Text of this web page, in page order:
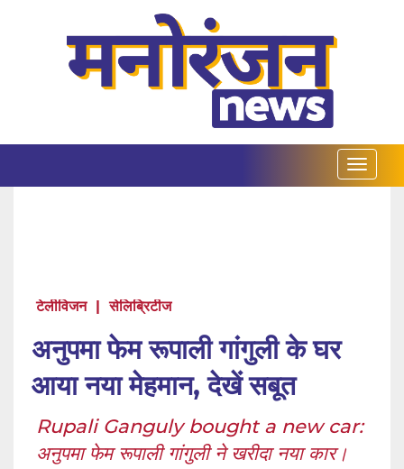
टेलीविजन | सेलिब्रिटीज
अनुपमा फेम रूपाली गांगुली के घर
आया नया मेहमान, देखें सबूत
Rupali Ganguly bought a new car:
अनुपमा फेम रूपाली गांगुली ने खरीदा नया कार।